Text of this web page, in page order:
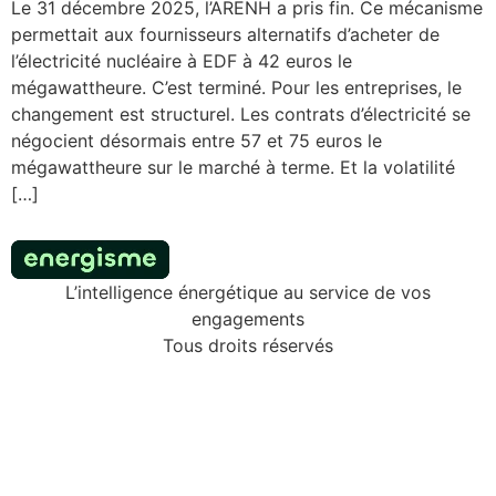
Le 31 décembre 2025, l’ARENH a pris fin. Ce mécanisme
permettait aux fournisseurs alternatifs d’acheter de
l’électricité nucléaire à EDF à 42 euros le
mégawattheure. C’est terminé. Pour les entreprises, le
changement est structurel. Les contrats d’électricité se
négocient désormais entre 57 et 75 euros le
mégawattheure sur le marché à terme. Et la volatilité
[…]
L’intelligence énergétique au service de vos
engagements
Tous droits réservés